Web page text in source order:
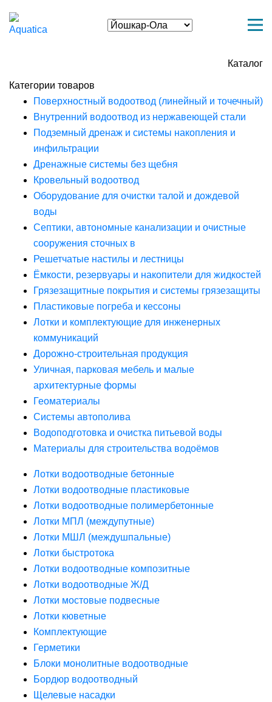
Каталог
Категории товаров
Поверхностный водоотвод (линейный и точечный)
Внутренний водоотвод из нержавеющей стали
Подземный дренаж и системы накопления и
инфильтрации
Дренажные системы без щебня
Кровельный водоотвод
Оборудование для очистки талой и дождевой
воды
Септики, автономные канализации и очистные
сооружения сточных в
Решетчатые настилы и лестницы
Ёмкости, резервуары и накопители для жидкостей
Грязезащитные покрытия и системы грязезащиты
Пластиковые погреба и кессоны
Лотки и комплектующие для инженерных
коммуникаций
Дорожно-строительная продукция
Уличная, парковая мебель и малые
архитектурные формы
Геоматериалы
Системы автополива
Водоподготовка и очистка питьевой воды
Материалы для строительства водоёмов
Лотки водоотводные бетонные
Лотки водоотводные пластиковые
Лотки водоотводные полимербетонные
Лотки МПЛ (междупутные)
Лотки МШЛ (междушпальные)
Лотки быстротока
Лотки водоотводные композитные
Лотки водоотводные Ж/Д
Лотки мостовые подвесные
Лотки кюветные
Комплектующие
Герметики
Блоки монолитные водоотводные
Бордюр водоотводный
Щелевые насадки